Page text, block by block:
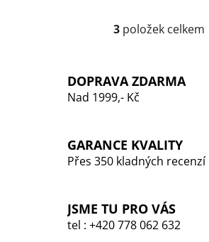
O
á
í
p
k
y
3položek celkem
DOPRAVA ZDARMA
Nad 1999,- Kč
GARANCE KVALITY
Přes 350 kladných recenzí
JSME TU PRO VÁS
tel : +420 778 062 632